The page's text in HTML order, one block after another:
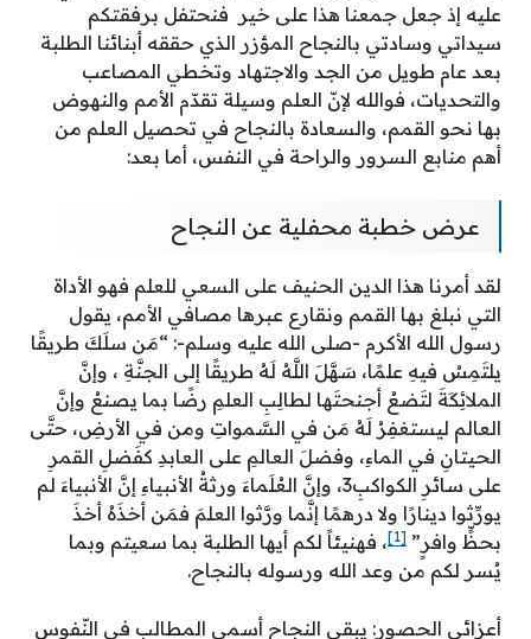
عليه إذ جعل جمعنا هذا على خير فنحتفل برفقتكم
سيداتي وسادتي بالنجاح المؤزر الذي حققه أبنائنا الطلبة
بعد عام طويل من الجد والاجتهاد وتخطي المصاعب
والتحديات، فوالله لإنّ العلم وسيلة تقدّم الأمم والنهوض
بها نحو القمم، والسعادة بالنجاح في تحصيل العلم من
أهم منابع السرور والراحة في النفس، أما بعد:
عرض خطبة محفلية عن النجاح
لقد أمرنا هذا الدين الحنيف على السعي للعلم فهو الأداة
التي نبلغ بها القمم ونقارع عبرها مصافي الأمم، يقول
رسول الله الأكرم -صلى الله عليه وسلم-: “مَن سلَكَ طريقًا
يلتَمِسُ فيهِ علمًا، سَهَّلَ اللَّهُ لَهُ طريقًا إلى الجنَّةِ ، وإنَّ
الملائِكَةَ لتَضعُ أجنحتَها لطالِبِ العلمِ رضًا بما يصنعُ وإنَّ
العالم ليستغفِرُ لَهُ مَن في السَّمواتِ ومن في الأرضِ، حتَّى
الحيتانِ في الماءِ، وفضلَ العالمِ على العابدِ كفَضلِ القمرِ
على سائرِ الكواكبِ3، وإنَّ العُلَماءَ ورثةُ الأنبياءِ إنَّ الأنبياءَ لم
يورِّثوا دينارًا ولا درهمًا إنَّما ورَّثوا العلمَ فمَن أخذَهُ أخذَ
بحظٍّ وافرٍ” [1]
، فهنيئاً لكم أيها الطلبة بما سعيتم وبما
يُسر لكم من وعد الله ورسوله بالنجاح.
أعزائي الحصور: يبقى النجاح أسمى المطالب في النّفوس